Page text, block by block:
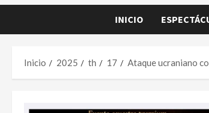
INICIO
Inicio 2025 th 17 Ataque ucraniano